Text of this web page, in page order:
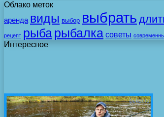
Облако меток
аренда виды выбор выбрать
рецепт рыбарыбалка советы
Интересное